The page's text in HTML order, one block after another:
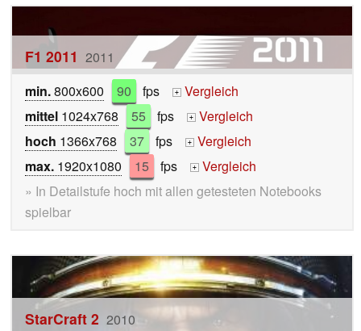
F1 2011 2011
min.800x600 90 fps +
Vergleich
mittel 1024x768 55 fps +
Vergleich
hoch 1366x768 37 fps +
Vergleich
max. 1920x1080 15 fps +
Vergleich
» In Detailstufe hoch mit allen getesteten Notebooks
spielbar
StarCraft 2 2010